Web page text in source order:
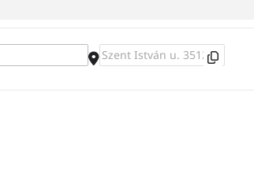
Destination Address - Kokarden basteln []